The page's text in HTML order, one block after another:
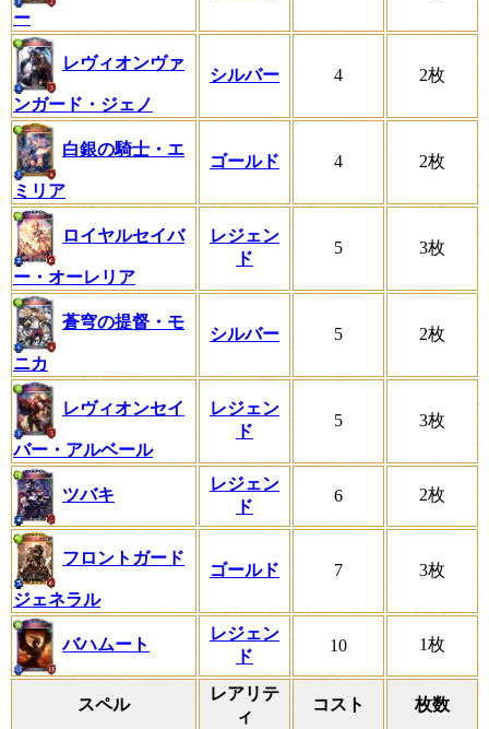
ー
レヴィオンヴァ
ンガード・ジェノ
シルバー 4 2枚
白銀の騎士・エ
ミリア
ゴールド 4 2枚
ロイヤルセイバ
ー・オーレリア
レジェン
ド
5 3枚
蒼穹の提督・モ
ニカ
シルバー 5 2枚
レヴィオンセイ
バー・アルベール
レジェン
ド
5 3枚
ツバキ
レジェン
ド
6 2枚
フロントガード
ジェネラル
ゴールド 7 3枚
バハムート
レジェン
ド
10 1枚
スペル
レアリテ
ィ
コスト 枚数